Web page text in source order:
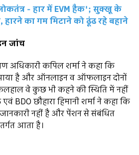
- हार में EVM हैक'; सुक्खू के
का गम मिटाने को ढूंढ रहे बहाने
जांच
अधिकारी कपिल शर्मा ने कहा कि
है और ऑनलाइन व ऑफलाइन दोनों
वे कुछ भी कहने की स्थिति में नहीं
BDO छौहारा हिमानी शर्मा ने कहा कि
नहीं है और पेंशन से संबंधित
आता है।